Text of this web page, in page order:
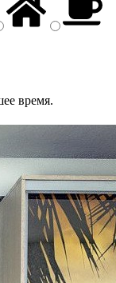
время.